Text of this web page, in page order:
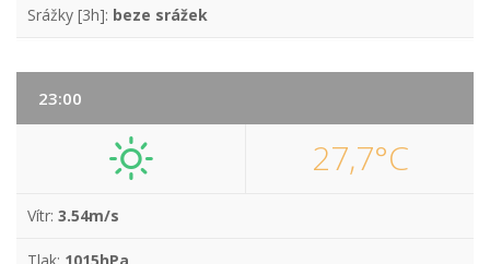
Srážky [3h]: beze srážek
23:00
27,7°C
Vítr: 3.54m/s